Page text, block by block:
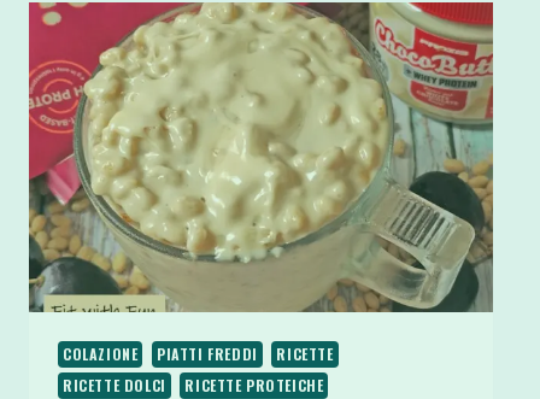
COLAZIONE PIATTI FREDDI
RICETTE
RICETTE DOLCI
RICETTE PROTEICHE